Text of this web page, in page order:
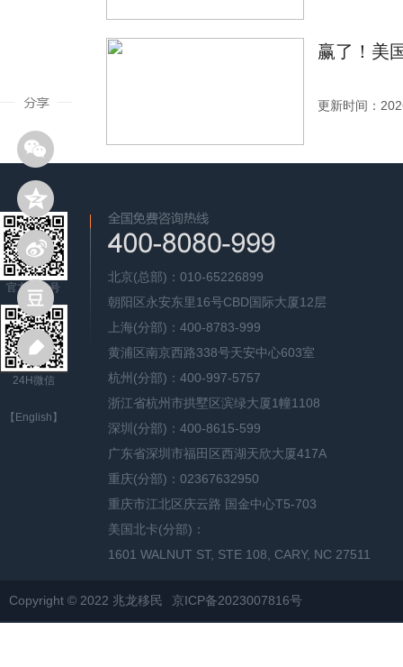
赢了！美
更新时间：
官方公众号
24H微信
【English】
北京(总部)：010-65226899
朝阳区永安东里16号CBD国际大厦12层
上海(分部)：400-8783-999
黄浦区南京西路338号天安中心603室
杭州(分部)：400-997-5757
浙江省杭州市拱墅区滨绿大厦1幢1108
深圳(分部)：400-8615-599
广东省深圳市福田区西湖天欣大厦417A
重庆(分部)：02367632950
重庆市江北区庆云路 国金中心T5-703
美国北卡(分部)：
1601 WALNUT ST, STE 108, CARY, NC 27511
Copyright © 2022 兆龙移民 京ICP备2023007816号